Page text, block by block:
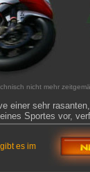
nicht mehr
einer sehr
Sportes vor,
es im